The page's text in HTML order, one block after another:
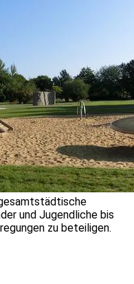
und Jugendliche bis
zu beteiligen.